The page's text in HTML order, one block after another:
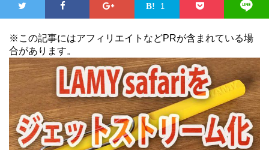
1
※この記事にはアフィリエイトなどPRが含まれている場
合があります。